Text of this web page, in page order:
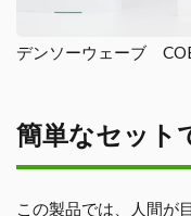
デンソーウェーブ
簡単なセット
この製品では、人間が